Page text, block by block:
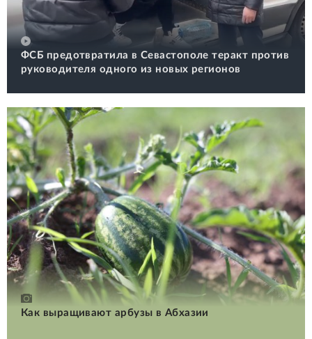
ФСБ предотвратила в Севастополе теракт против
руководителя одного из новых регионов
Как выращивают арбузы в Абхазии